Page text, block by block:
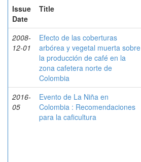
Issue
Date
Title
2008-
12-01
Efecto de las coberturas
arbórea y vegetal muerta sobre
la producción de café en la
zona cafetera norte de
Colombia
2016-
05
Evento de La Niña en
Colombia : Recomendaciones
para la caficultura